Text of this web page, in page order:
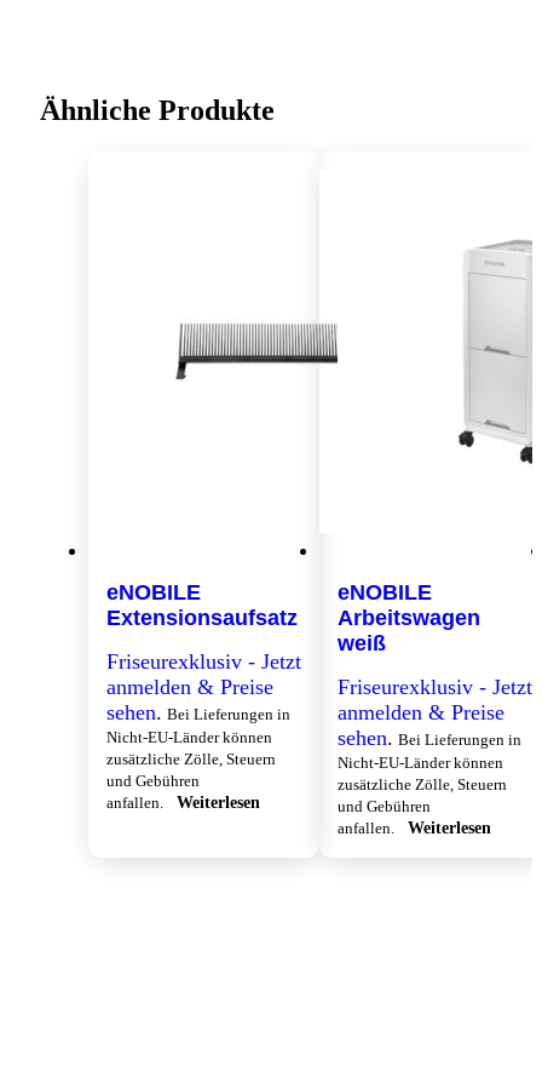
Ähnliche Produkte
eNOBILE
Extensionsaufsatz
Friseurexklusiv - Jetzt
anmelden & Preise
sehen. Bei Lieferungen in
Nicht-EU-Länder können
zusätzliche Zölle, Steuern
und Gebühren
anfallen.
Weiterlesen
eNOBILE
Arbeitswagen
weiß
Friseurexklusiv - Jetzt
anmelden & Preise
sehen. Bei Lieferungen in
Nicht-EU-Länder können
zusätzliche Zölle, Steuern
und Gebühren
anfallen.
Weiterlesen